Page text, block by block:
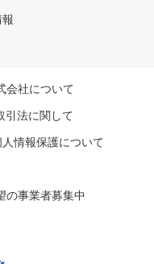
会社について
引法に関して
人情報保護について
の事業者募集中